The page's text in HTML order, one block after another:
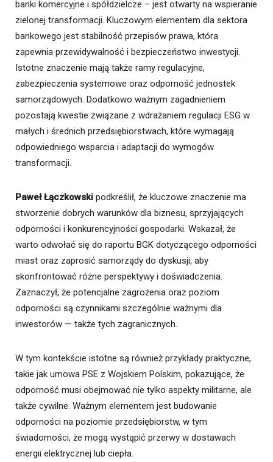
banki komercyjne i spółdzielcze – jest otwarty na wspieranie
zielonej transformacji. Kluczowym elementem dla sektora
bankowego jest stabilność przepisów prawa, która
zapewnia przewidywalność i bezpieczeństwo inwestycji.
Istotne znaczenie mają także ramy regulacyjne,
zabezpieczenia systemowe oraz odporność jednostek
samorządowych. Dodatkowo ważnym zagadnieniem
pozostają kwestie związane z wdrażaniem regulacji ESG w
małych i średnich przedsiębiorstwach, które wymagają
odpowiedniego wsparcia i adaptacji do wymogów
transformacji.
Paweł Łączkowski podkreślił, że kluczowe znaczenie ma
stworzenie dobrych warunków dla biznesu, sprzyjających
odporności i konkurencyjności gospodarki. Wskazał, że
warto odwołać się do raportu BGK dotyczącego odporności
miast oraz zaprosić samorządy do dyskusji, aby
skonfrontować różne perspektywy i doświadczenia.
Zaznaczył, że potencjalne zagrożenia oraz poziom
odporności są czynnikami szczególnie ważnymi dla
inwestorów — także tych zagranicznych.
W tym kontekście istotne są również przykłady praktyczne,
takie jak umowa PSE z Wojskiem Polskim, pokazujące, że
odporność musi obejmować nie tylko aspekty militarne, ale
także cywilne. Ważnym elementem jest budowanie
odporności na poziomie przedsiębiorstw, w tym
świadomości, że mogą wystąpić przerwy w dostawach
energii elektrycznej lub ciepła.